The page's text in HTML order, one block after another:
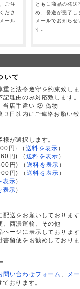
ご注
ださ
ール
ともに商品の発送
め、発送が完了し
メールでお知らせ
す。
いて
重と法令遵守を約束致しま
記理由のみ対応致します。
店手違い ③ 偽物
3日以内にご連絡お願い致
が選択します。
円)
（送料を表示 ）
円)
（送料を表示 ）
円)
（送料を表示 ）
円)
（送料を表示 ）
表示 ）
表示 ）
配送をお願いしております
、西濃運輸、その他
ページに表示しております
書留便をお勧めしておりま
問い合わせフォーム メ
おります。